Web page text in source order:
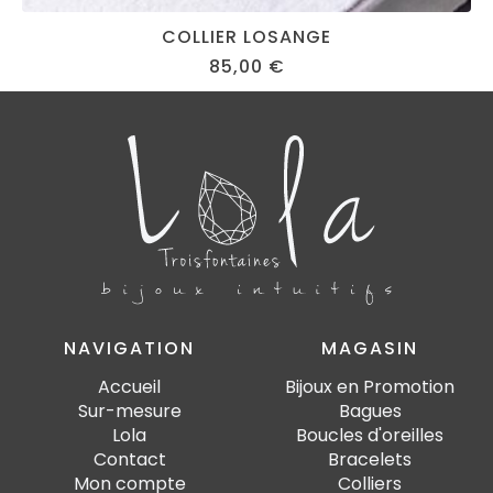
COLLIER LOSANGE
85,00 €
NAVIGATION
Accueil
Sur-mesure
Lola
Contact
Mon compte
MAGASIN
Bijoux en Promotion
Bagues
Boucles d'oreilles
Bracelets
Colliers